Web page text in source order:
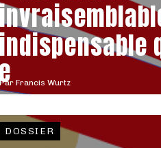
Par Francis Wurtz
indispensable
DOSSIER